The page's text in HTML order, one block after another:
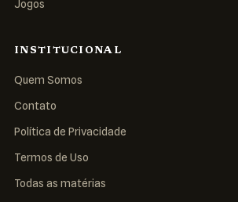
Jogos
INSTITUCIONAL
Quem Somos
Contato
Política de Privacidade
Termos de Uso
Todas as matérias